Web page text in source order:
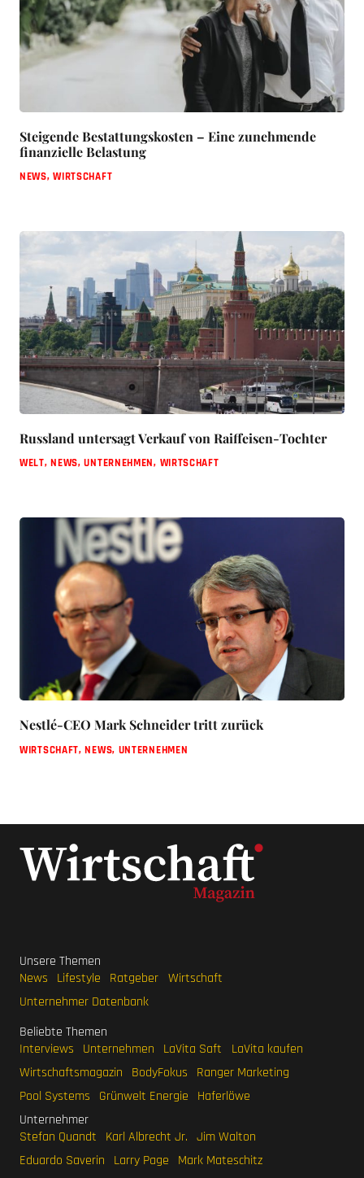
Steigende Bestattungskosten – Eine zunehmende
finanzielle Belastung
NEWS,WIRTSCHAFT
Russland untersagt Verkauf von Raiffeisen-Tochter
WELT,NEWS,UNTERNEHMEN, WIRTSCHAFT
Nestlé-CEO Mark Schneider tritt zurück
WIRTSCHAFT,NEWS, UNTERNEHMEN
Unsere Themen
News
Lifestyle Ratgeber Wirtschaft
Unternehmer Datenbank
Beliebte Themen
Interviews
Unternehmen LaVita Saft
LaVita kaufen
Wirtschaftsmagazin
BodyFokus
Ranger Marketing
Pool Systems
Grünwelt Energie
Haferlöwe
Unternehmer
Stefan Quandt
Karl Albrecht Jr. Jim Walton
Eduardo Saverin
Larry Page Mark Mateschitz